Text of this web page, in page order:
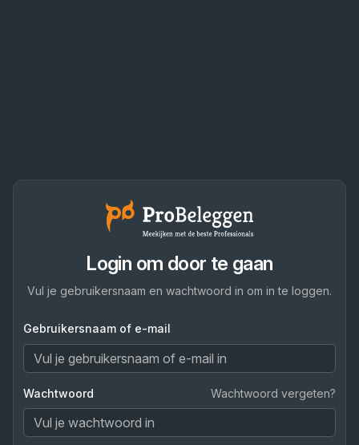
Login om door te gaan
Vul je gebruikersnaam en wachtwoord in om in te loggen.
Gebruikersnaam of e-mail
Wachtwoord Wachtwoord vergeten?